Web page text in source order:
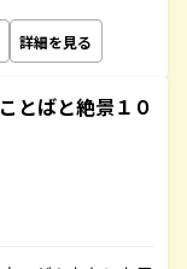
詳細を見る
とばと絶景１０